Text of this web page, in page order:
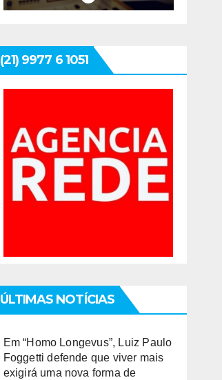
(21) 9977 6 1051
ÚLTIMAS NOTÍCIAS
Em “Homo Longevus”, Luiz Paulo
Foggetti defende que viver mais
exigirá uma nova forma de